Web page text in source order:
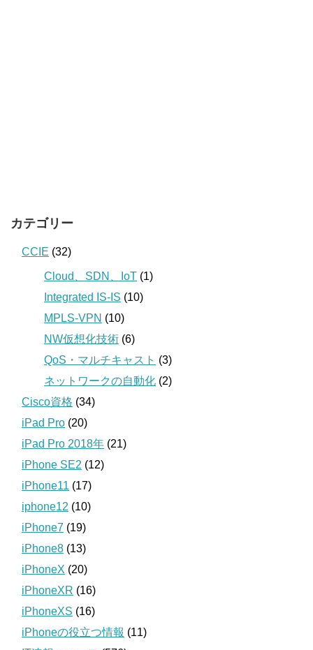
カテゴリー
CCIE (32)
Cloud、SDN、IoT (1)
Integrated IS-IS (10)
MPLS-VPN (10)
NW仮想化技術 (6)
QoS・マルチキャスト (3)
ネットワークの自動化 (2)
Cisco資格 (34)
iPad Pro (20)
iPad Pro 2018年 (21)
iPhone SE2 (12)
iPhone11 (17)
iphone12 (10)
iPhone7 (19)
iPhone8 (13)
iPhoneX (20)
iPhoneXR (16)
iPhoneXS (16)
iPhoneの役立つ情報 (11)